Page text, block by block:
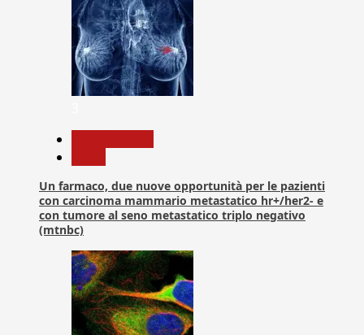
Un farmaco, due nuove opportunità per le pazienti
con carcinoma mammario metastatico hr+/her2- e
con tumore al seno metastatico triplo negativo
(mtnbc)